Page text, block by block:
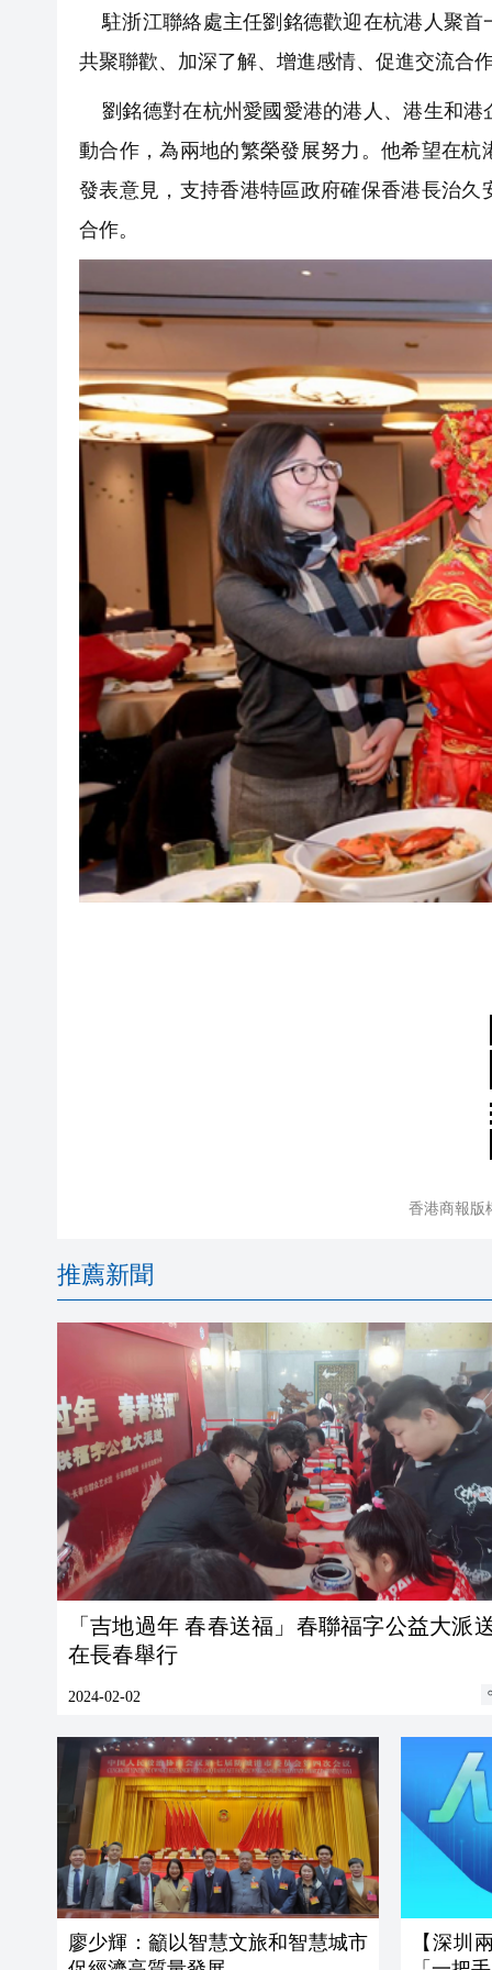
駐浙江聯絡處主任劉銘德歡迎在杭港人聚首
共聚聯歡、加深了解、增進感情、促進交流合
劉銘德對在杭州愛國愛港的港人、港生和港
動合作，為兩地的繁榮發展努力。他希望在
發表意見，支持香港特區政府確保香港長治
合作。
香港商報版
推薦新聞
「吉地過年 春春送福」春聯福字公益大派
在長春舉行
2024-02-02
廖少輝：籲以智慧文旅和智慧城市
【深圳